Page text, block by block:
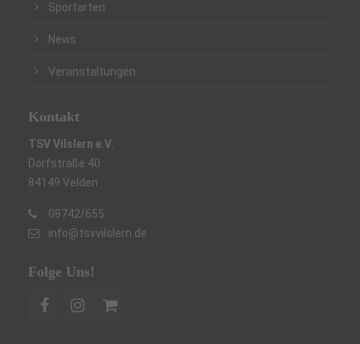
Sportarten
News
Veranstaltungen
Kontakt
TSV Vilslern e.V.
Dorfstraße 40
84149 Velden
08742/655
info@tsvvilslern.de
Folge Uns!